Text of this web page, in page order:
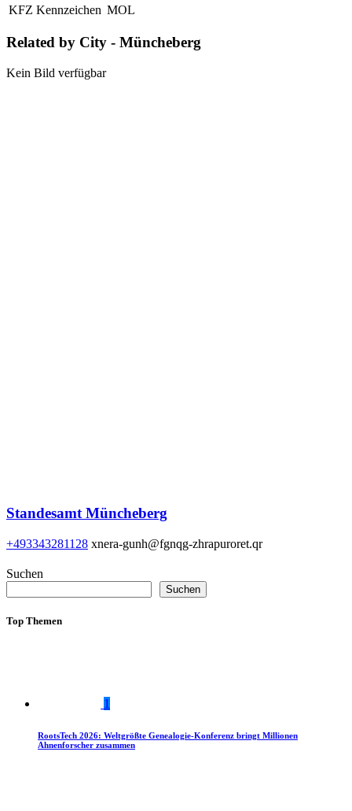
KFZ Kennzeichen MOL
Related by City - Müncheberg
Kein Bild verfügbar
Standesamt Müncheberg
+493343281128 xnera-gunh@fgnqg-zhrapuroret.qr
Suchen
Suchen
Top Themen
1
RootsTech 2026: Weltgrößte Genealogie-Konferenz bringt Millionen
Ahnenforscher zusammen